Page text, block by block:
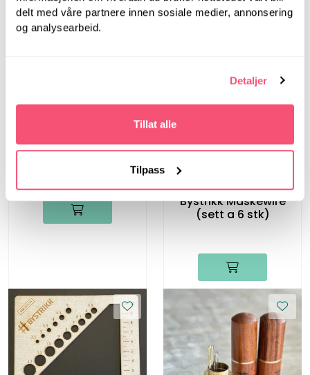
delt med våre partnere innen sosiale medier, annonsering
og analysearbeid.
Detaljer
Tillat alle
Tilpass
Bystrikk Målebånd
(Rosa)
Bystrikk Maskewire
(sett a 6 stk)